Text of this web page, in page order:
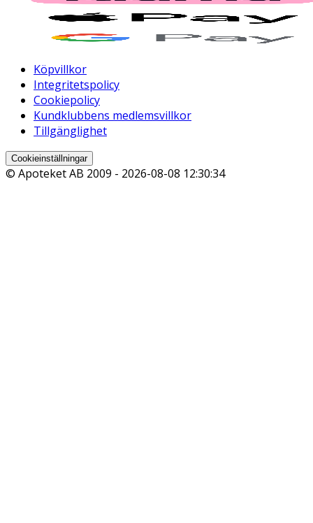
Köpvillkor
Integritetspolicy
Cookiepolicy
Kundklubbens medlemsvillkor
Tillgänglighet
Cookieinställningar
© Apoteket AB 2009 - 2026-08-08 12:30:34